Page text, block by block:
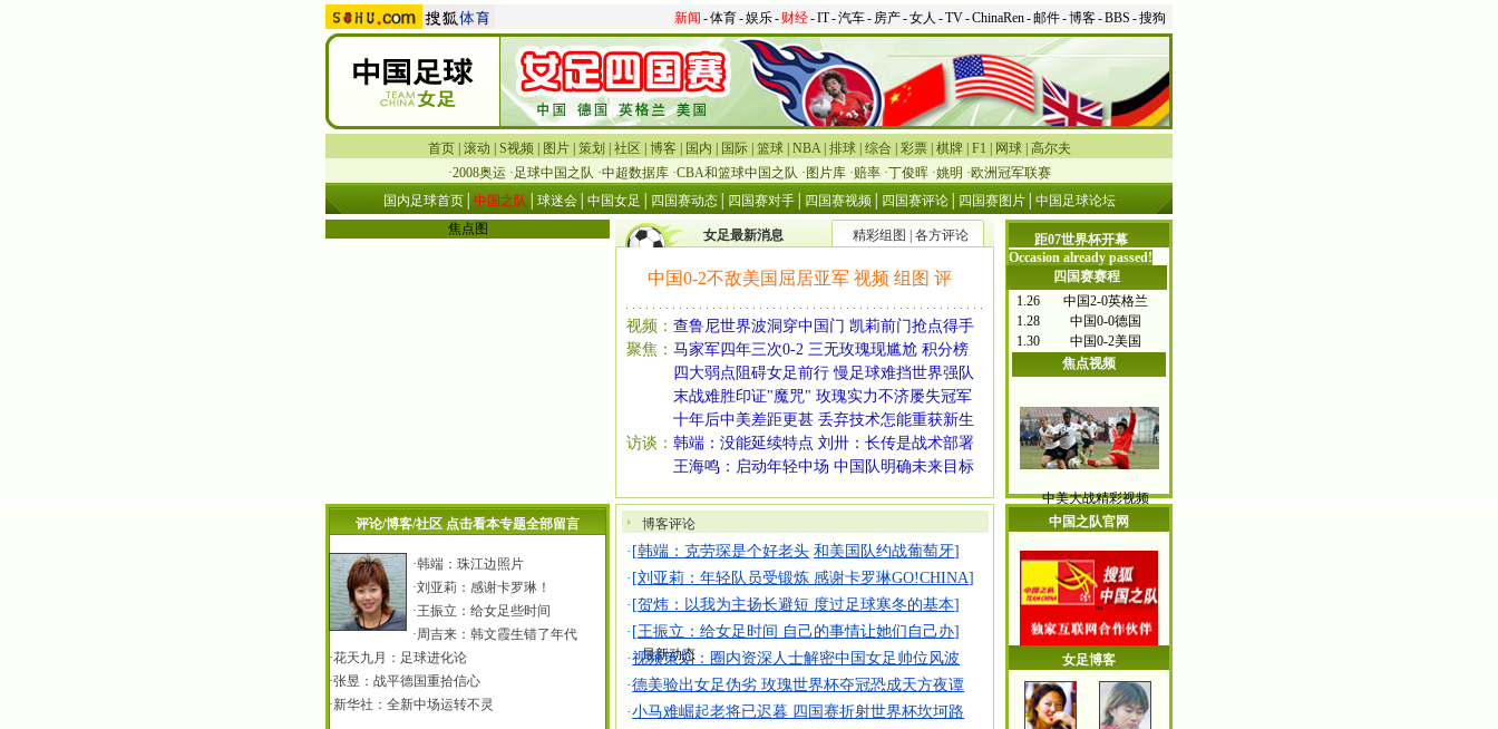
新闻 -体育-娱乐- 财经-IT-汽车- 房产-女人 -TV-ChinaRen-邮件-博客-BBS -搜狗
首页| 滚动 S视频| 图片| 策划 社区 博客 国内 国际| 篮球| NBA| 排球| 综合 彩票| 棋牌| F1 网球| 高尔夫
·2008奥运 ·足球中国之队 ·中超数据库·CBA和篮球中国之队 · 图片库·赔率·丁俊晖·姚明 ·欧洲冠军联赛
国内足球首页│ 中国之队 球迷会│ 中国女足 四国赛动态│ 四国赛对手│ 四国赛视频│ 四国赛评论│ 四国赛图片│ 中国足球论坛
焦点图
女足最新消息 精彩组图 各方评论
中国0-2不敌美国屈居亚军 视频 组图 评
视频： 查鲁尼世界波洞穿中国门 凯莉前门抢点得手
聚焦： 马家军四年三次0-2 三无玫瑰现尴尬 积分榜
四大弱点阻碍女足前行 慢足球难挡世界强队
末战难胜印证"魔咒" 玫瑰实力不济屡失冠军
十年后中美差距更甚 丢弃技术怎能重获新生
访谈： 韩端：没能延续特点 刘卅：长传是战术部署
王海鸣：启动年轻中场 中国队明确未来目标
距07世界杯开幕
Occasion already passed!
四国赛赛程
1.26
中国2-0英格兰
1.28
中国0-0德国
1.30
中国0-2美国
焦点视频
中美大战精彩视频
评论/博客/社区 点击看本专题全部留言
·韩端 ： 珠江边照片
·刘亚莉 ： 感谢卡罗琳！
·王振立 ： 给女足些时间
·周吉来 ： 韩文霞生错了年代
·花天九月 ： 足球进化论
·张昱：战平德国重拾信心
·新华社：全新中场运转不灵
博客评论
·[韩端：克劳琛是个好老头 和美国队约战葡萄牙]
·[刘亚莉：年轻队员受锻炼 感谢卡罗琳GO!CHINA]
·[贺炜：以我为主扬长避短 度过足球寒冬的基本]
·[王振立：给女足时间 自己的事情让她们自己办]
最新动态
·视频策划：圈内资深人士解密中国女足帅位风波
·德美验出女足伪劣 玫瑰世界杯夺冠恐成天方夜谭
·小马难崛起老将已迟暮 四国赛折射世界杯坎坷路
中国之队官网
女足博客